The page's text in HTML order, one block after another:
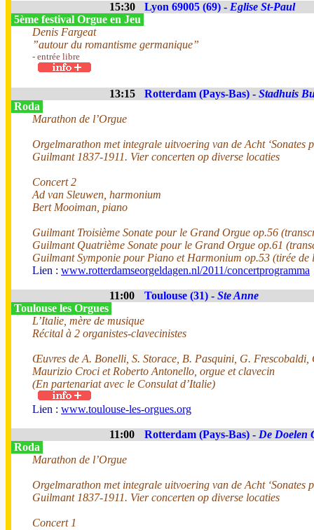
15:30 Lyon 69005 (69) - Eglise St-Paul
5ème festival Orgue en Jeu
Denis Fargeat
”autour du romantisme germanique”
- entrée libre
13:15 Rotterdam (Pays-Bas) - Stadhuis
Roda
Marathon de l’Orgue
Orgelmarathon met integrale uitvoering van de Acht ‘Sonates
Guilmant 1837-1911. Vier concerten op diverse locaties
Concert 2
Ad van Sleuwen, harmonium
Bert Mooiman, piano
Guilmant Troisième Sonate pour le Grand Orgue op.56
Guilmant Quatrième Sonate pour le Grand Orgue op.61
Guilmant Symponie pour Piano et Harmonium op.53 (tirée de
Lien : www.rotterdamseorgeldagen.nl/2011/concertprogramma
11:00 Toulouse (31) - Ste Anne
Toulouse les Orgues
L’Italie, mère de musique
Récital à 2 organistes-clavecinistes
Œuvres de A. Bonelli, S. Storace, B. Pasquini, G. Frescobaldi,
Maurizio Croci et Roberto Antonello, orgue et clavecin
(En partenariat avec le Consulat d’Italie)
Lien : www.toulouse-les-orgues.org
11:00 Rotterdam (Pays-Bas) - De Doelen
Roda
Marathon de l’Orgue
Orgelmarathon met integrale uitvoering van de Acht ‘Sonates
Guilmant 1837-1911. Vier concerten op diverse locaties
Concert 1